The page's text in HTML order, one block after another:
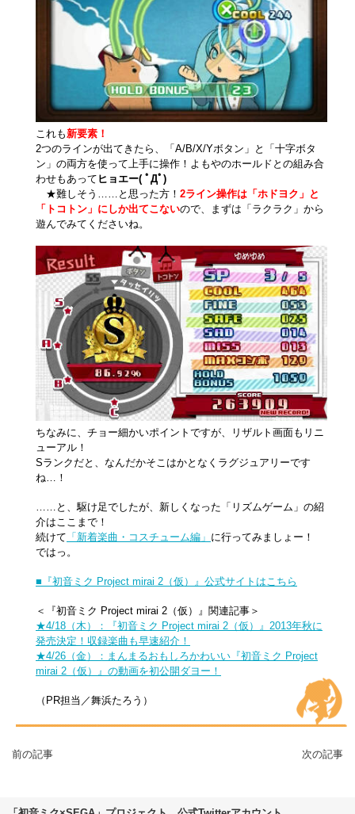
これも新要素！
2つのラインが出てきたら、「A/B/X/Yボタン」と「十字ボタ
ン」の両方を使って上手に操作！よもやのホールドとの組み合
わせもあって ヒョエー( ﾟДﾟ)
★難しそう……と思った方！ 2ライン操作は「ホドヨク」と
「トコトン」にしか出てこないので、まずは「ラクラク」から
遊んでみてくださいね。
ちなみに、チョー細かいポイントですが、リザルト画面もリニ
ューアル！
Sランクだと、なんだかそこはかとなくラグジュアリーです
ね…！
……と、駆け足でしたが、新しくなった「リズムゲーム」の紹
介はここまで！
続けて 「新着楽曲・コスチューム編」 に行ってみましょー！
ではっ。
■『初音ミク Project mirai 2（仮）』公式サイトはこちら
＜『初音ミク Project mirai 2（仮）』関連記事＞
★4/18（木）：『初音ミク Project mirai 2（仮）』2013年秋に
発売決定！収録楽曲も早速紹介！
★4/26（金）：まんまるおもしろかわいい『初音ミク Project
mirai 2（仮）』の動画を初公開ダヨー！
（PR担当／舞浜たろう）
前の記事 次の記事